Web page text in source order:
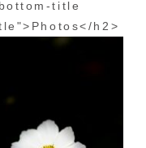
title
h2>